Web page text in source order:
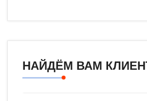
НАЙДЁМ ВАМ